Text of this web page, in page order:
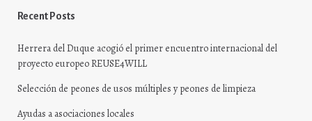
Recent Posts
Herrera del Duque acogió el primer encuentro internacional del
proyecto europeo REUSE4WILL
Selección de peones de usos múltiples y peones de limpieza
Ayudas a asociaciones locales